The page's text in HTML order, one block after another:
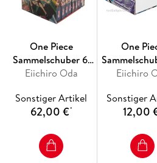
Für Fans von Naruto, Dragon Ball,
Fairy Tail!
Weitere Infos:
- Anime-Serie bei Crunchyroll,
- bisher 14 Anime-Kinofilme
- Live-Action-Netflixserie 3.
- diverse Videospiele
- ab 10 Jahren
One Piece
Sammelschuber 6:
Marine Ford
61)
Eiichiro Oda
Sonstiger Artikel
62,00 €*
One
Wa No Kuni
104,
Eiichiro
Sonstiger
12,00